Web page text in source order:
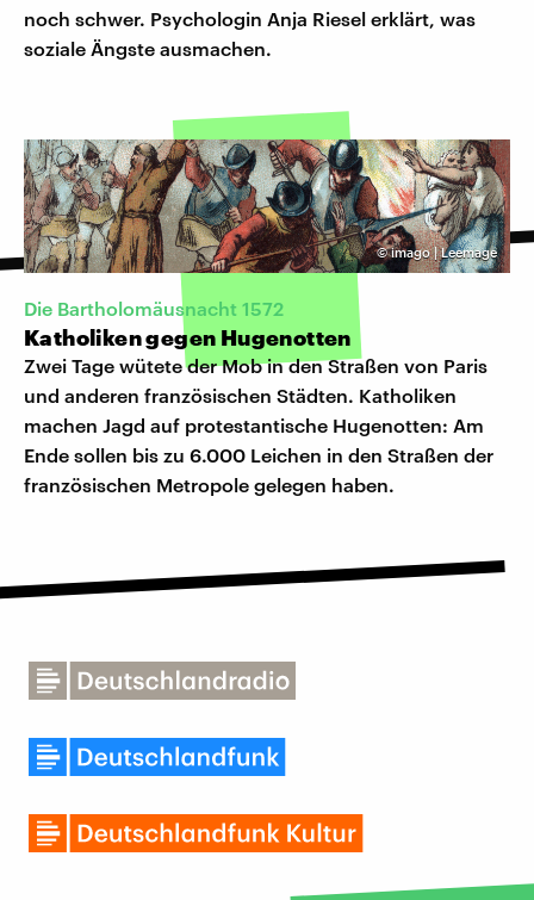
noch schwer. Psychologin Anja Riesel erklärt, was
soziale Ängste ausmachen.
©imago | Leemage
Die Bartholomäusnacht 1572
Katholiken gegen Hugenotten
Zwei Tage wütete der Mob in den Straßen von Paris
und anderen französischen Städten. Katholiken
machen Jagd auf protestantische Hugenotten: Am
Ende sollen bis zu 6.000 Leichen in den Straßen der
französischen Metropole gelegen haben.